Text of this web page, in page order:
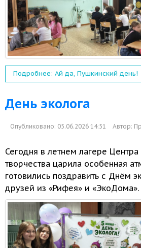
Подробнее: Ай да, Пушкинский день!
День эколога
Опубликовано: 05.06.2026 14:51 Автор:
Сегодня в летнем лагере Центра
творчества царила особенная
готовились поздравить с Днём
друзей из «Рифея» и «ЭкоДома».